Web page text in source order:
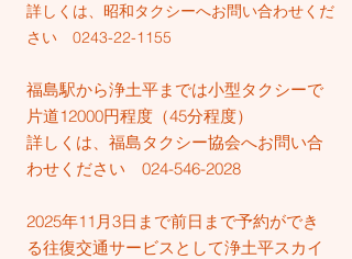
詳しくは、 昭和タクシーへお問い合わせくだ
さい0243-22-1155
福島駅から浄土平までは小型タクシーで
片道12000円程度（45分程度）​
​詳しくは、福島タクシー協会へお問い合
わせください 024-546-2028
2025年11月3日まで前日まで予約ができ
る往復交通サービスとして浄土平スカイ